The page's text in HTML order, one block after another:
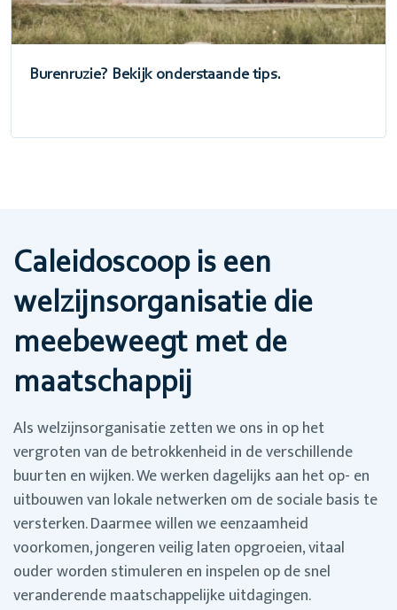
Burenruzie? Bekijk onderstaande tips.
Caleidoscoop is een
welzijnsorganisatie die
meebeweegt met de
maatschappij
Als welzijnsorganisatie zetten we ons in op het
vergroten van de betrokkenheid in de verschillende
buurten en wijken. We werken dagelijks aan het op- en
uitbouwen van lokale netwerken om de sociale basis te
versterken. Daarmee willen we eenzaamheid
voorkomen, jongeren veilig laten opgroeien, vitaal
ouder worden stimuleren en inspelen op de snel
veranderende maatschappelijke uitdagingen.